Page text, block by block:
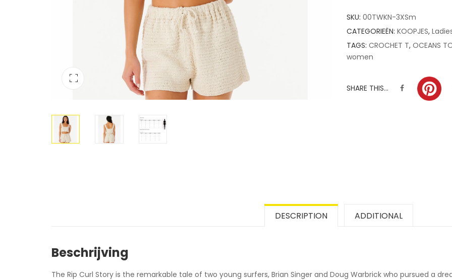
SKU: 00TWKN-3XSm
CATEGORIEËN: KOOPJES,
TAGS: CROCHET T, OCEANS
women
SHARE THIS...
DESCRIPTION ADDITIONAL
Beschrijving
The Rip Curl Story is the remarkable tale of two young surfers, Brian Singer and Doug Warbrick who pursued a